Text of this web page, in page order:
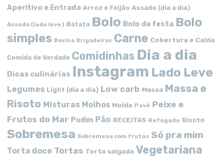
Aperitivo e Entrada Arroz e Feijão Assado (dia a dia)
Assado (lado leve) Batata Bolo Bolo de festa Bolo
simples Bovina Brigadeiros Carne Cobertura e Calda
Comida de Verdade Comidinhas Dia a dia
Dicas culinárias Instagram Lado Leve
Legumes Light (dia a dia) Low carb Massa Massa e
Risoto Misturas Molhos Moída Pavê Peixe e
Frutos do Mar Pudim Pão RECEITAS Refogado Risoto
Sobremesa Sobremesa com frutas Só pra mim
Torta doce Tortas Torta salgada Vegetariana